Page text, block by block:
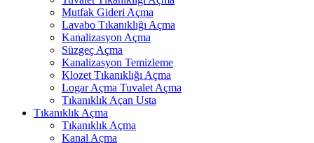
Mutfak Gideri Açma
Lavabo Tıkanıklığı Açma
Kanalizasyon Açma
Süzgeç Açma
Kanalizasyon Temizleme
Klozet Tıkanıklığı Açma
Logar Açma Tuvalet Açma
Tıkanıklık Açan Usta
Tıkanıklık Açma
Tıkanıklık Açma
Kanal Açma